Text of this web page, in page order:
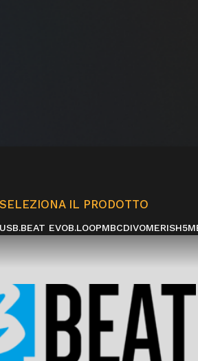
SELEZIONA IL PRODOTTO
B.BEAT EVOB.LOOPMBCDIVOMERISH5